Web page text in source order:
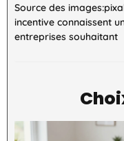
Source des
incentive connaissent
entreprises souhaitant